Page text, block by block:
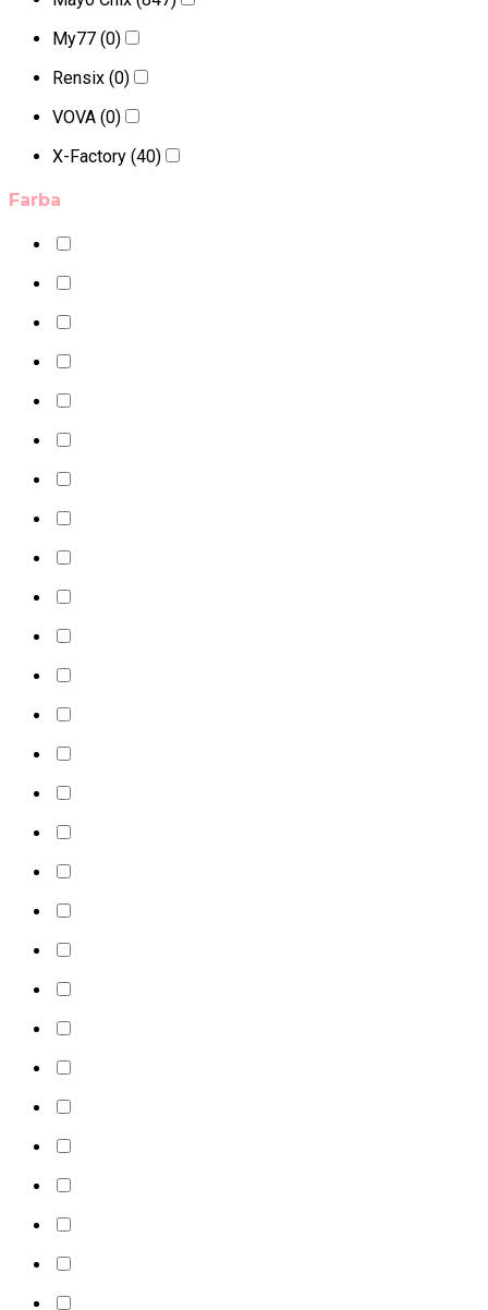
My77 (0)
Rensix (0)
VOVA (0)
X-Factory (40)
Farba